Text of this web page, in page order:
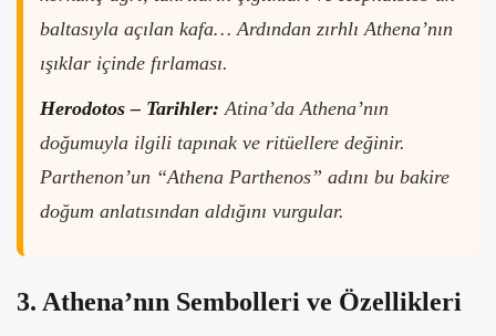
baltasıyla açılan kafa… Ardından zırhlı Athena’nın
ışıklar içinde fırlaması.
Herodotos – Tarihler: Atina’da Athena’nın
doğumuyla ilgili tapınak ve ritüellere değinir.
Parthenon’un “Athena Parthenos” adını bu bakire
doğum anlatısından aldığını vurgular.
3. Athena’nın Sembolleri ve Özellikleri